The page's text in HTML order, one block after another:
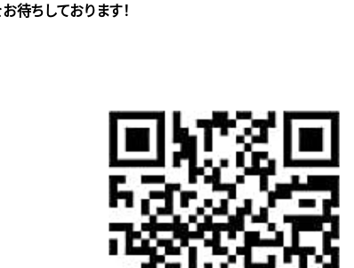
待ちしております！